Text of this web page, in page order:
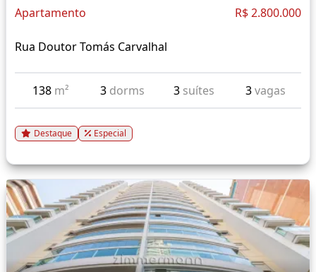
Apartamento R$ 2.800.000
Rua Doutor Tomás Carvalhal
138 m² 3 dorms 3 suítes 3vagas
Destaque Especial